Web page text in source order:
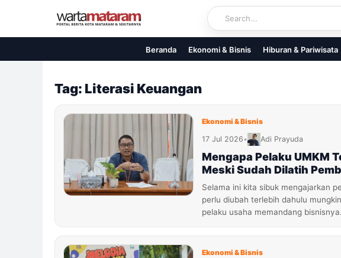
content
Beranda Ekonomi & Bisnis Hiburan & Pariwisata
Tag: Literasi Keuangan
Ekonomi & Bisnis
17 Jul 2026• Adi Prayuda
Mengapa Pelaku UMKM
Meski Sudah Dilatih
Selama ini kita sibuk mengajarkan
perlu diubah terlebih dahulu
pelaku usaha memandang bisnisnya.
Ekonomi & Bisnis